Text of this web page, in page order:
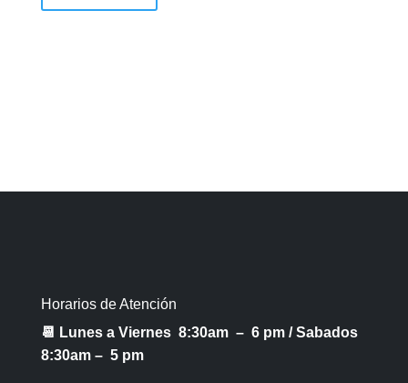
Horarios de Atención
📆 Lunes a Viernes 8:30am – 6 pm /Sabados
8:30am – 5 pm